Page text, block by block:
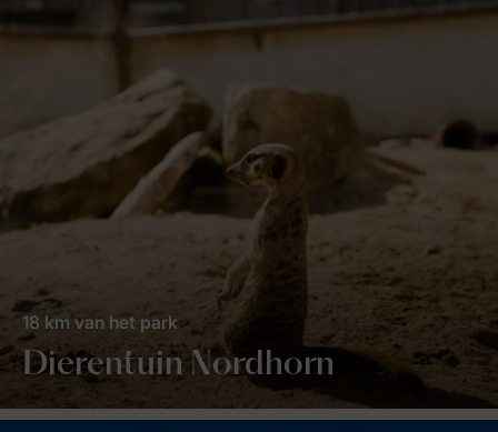
Dierentuin Nordhorn
18 km van het park